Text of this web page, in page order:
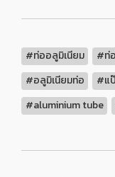
#ท่ออลูมิเนียม #ท่
#อลูมิเนียมท่อ
#แ
#aluminium tube